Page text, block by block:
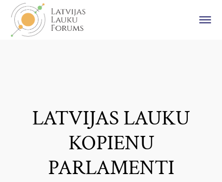
LATVIJAS LAUKU
KOPIENU
PARLAMENTI